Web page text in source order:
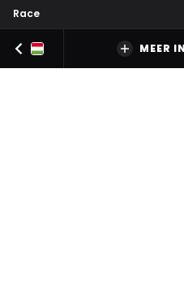
Race
MEER